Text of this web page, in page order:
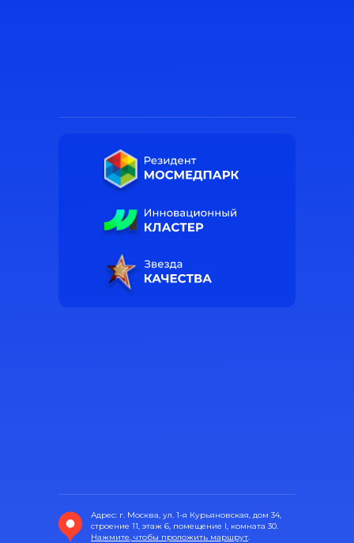
Адрес: г. Москва, ул. 1-я Курьяновская, дом 34,
строение 11, этаж 6, помещение I, комната 30.
Нажмите, чтобы проложить маршрут.